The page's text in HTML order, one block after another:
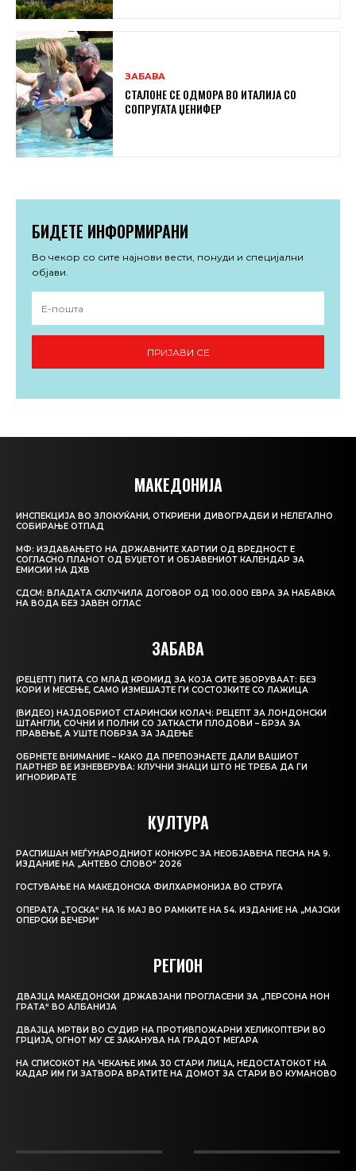
ЗАБАВА
СТАЛОНЕ СЕ ОДМОРА ВО ИТАЛИЈА СО
СОПРУГАТА ЏЕНИФЕР
БИДЕТЕ ИНФОРМИРАНИ
Во чекор со сите најнови вести, понуди и специјални
објави.
ПРИЈАВИ СЕ
МАКЕДОНИЈА
ИНСПЕКЦИЈА ВО ЗЛОКУЌАНИ, ОТКРИЕНИ ДИВОГРАДБИ И НЕЛЕГАЛНО
СОБИРАЊЕ ОТПАД
МФ: ИЗДАВАЊЕТО НА ДРЖАВНИТЕ ХАРТИИ ОД ВРЕДНОСТ Е
СОГЛАСНО ПЛАНОТ ОД БУЏЕТОТ И ОБЈАВЕНИОТ КАЛЕНДАР ЗА
ЕМИСИИ НА ДХВ
СДСМ: ВЛАДАТА СКЛУЧИЛА ДОГОВОР ОД 100.000 ЕВРА ЗА НАБАВКА
НА ВОДА БЕЗ ЈАВЕН ОГЛАС
ЗАБАВА
(РЕЦЕПТ) ПИТА СО МЛАД КРОМИД ЗА КОЈА СИТЕ ЗБОРУВААТ: БЕЗ
КОРИ И МЕСЕЊЕ, САМО ИЗМЕШАЈТЕ ГИ СОСТОЈКИТЕ СО ЛАЖИЦА
(ВИДЕО) НАЈДОБРИОТ СТАРИНСКИ КОЛАЧ: РЕЦЕПТ ЗА ЛОНДОНСКИ
ШТАНГЛИ, СОЧНИ И ПОЛНИ СО ЈАТКАСТИ ПЛОДОВИ – БРЗА ЗА
ПРАВЕЊЕ, А УШТЕ ПОБРЗА ЗА ЈАДЕЊЕ
ОБРНЕТЕ ВНИМАНИЕ – КАКО ДА ПРЕПОЗНАЕТЕ ДАЛИ ВАШИОТ
ПАРТНЕР ВЕ ИЗНЕВЕРУВА: КЛУЧНИ ЗНАЦИ ШТО НЕ ТРЕБА ДА ГИ
ИГНОРИРАТЕ
КУЛТУРА
РАСПИШАН МЕЃУНАРОДНИОТ КОНКУРС ЗА НЕОБЈАВЕНА ПЕСНА НА 9.
ИЗДАНИЕ НА „АНТЕВО СЛОВО“ 2026
ГОСТУВАЊЕ НА МАКЕДОНСКА ФИЛХАРМОНИЈА ВО СТРУГА
ОПЕРАТА „ТОСКА“ НА 16 МАЈ ВО РАМКИТЕ НА 54. ИЗДАНИЕ НА „МАЈСКИ
ОПЕРСКИ ВЕЧЕРИ“
РЕГИОН
ДВАЈЦА МАКЕДОНСКИ ДРЖАВЈАНИ ПРОГЛАСЕНИ ЗА „ПЕРСОНА НОН
ГРАТА“ ВО АЛБАНИЈА
ДВАЈЦА МРТВИ ВО СУДИР НА ПРОТИВПОЖАРНИ ХЕЛИКОПТЕРИ ВО
ГРЦИЈА, ОГНОТ МУ СЕ ЗАКАНУВА НА ГРАДОТ МЕГАРА
НА СПИСОКОТ НА ЧЕКАЊЕ ИМА 30 СТАРИ ЛИЦА, НЕДОСТАТОКОТ НА
КАДАР ИМ ГИ ЗАТВОРА ВРАТИТЕ НА ДОМОТ ЗА СТАРИ ВО КУМАНОВО